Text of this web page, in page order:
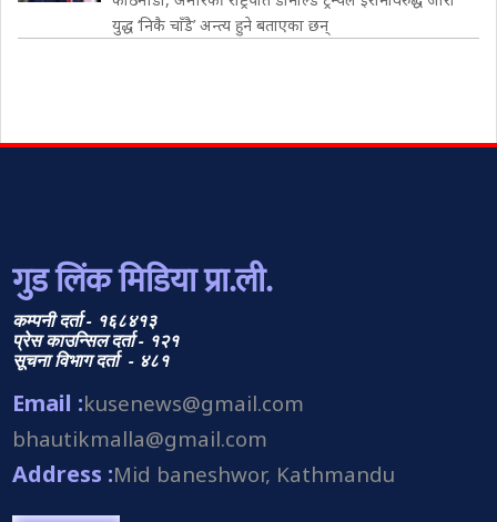
युद्ध ‘निकै चाँडै’ अन्त्य हुने बताएका छन्
गुड लिंक मिडिया प्रा.ली.
कम्पनी दर्ता - १६८४१३
प्रेस काउन्सिल दर्ता - १२१
सूचना विभाग दर्ता - ४८१
Email :kusenews@gmail.com
bhautikmalla@gmail.com
Address :Mid baneshwor, Kathmandu